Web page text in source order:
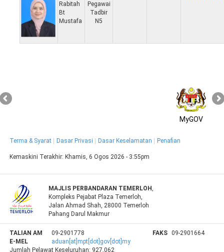
Rabitah
Bt
Mustafa
Pegawai
Tadbir
N5
MyGOV
Terma & Syarat Dasar Privasi Dasar Keselamatan Penafian
Kemaskini Terakhir: Khamis, 6 Ogos 2026 - 3:55pm
MAJLIS PERBANDARAN TEMERLOH,
Kompleks Pejabat Plaza Temerloh,
Jalan Ahmad Shah, 28000 Temerloh
Pahang Darul Makmur
TALIAN AM 09-2901778 FAKS
09-2901664
E-MEL
aduan[at]mpt[dot]gov[dot]my
Jumlah Pelawat Keseluruhan: 927,062